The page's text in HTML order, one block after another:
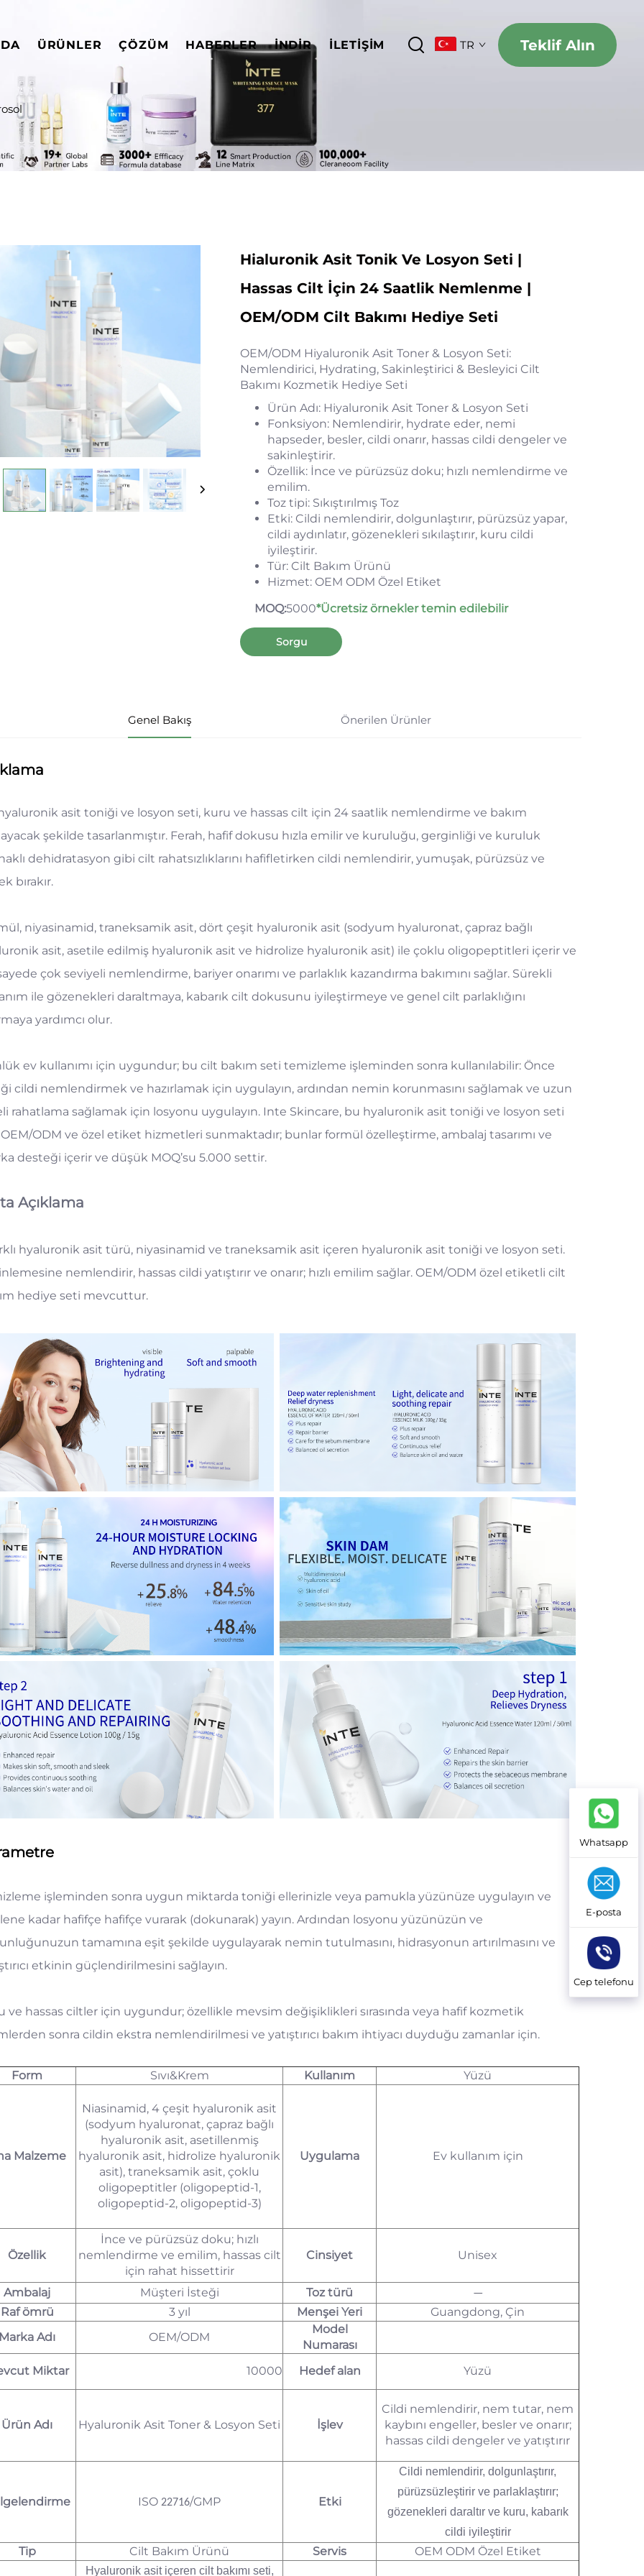
ÜRÜNLER ÇÖZÜM HABERLER İNDIR İLETIŞIM TR Teklif Alın
Hialuronik Asit Tonik Ve Losyon Seti |
Hassas Cilt İçin 24 Saatlik Nemlenme |
OEM/ODM Cilt Bakımı Hediye Seti
OEM/ODM Hiyaluronik Asit Toner & Losyon Seti:
Nemlendirici, Hydrating, Sakinleştirici & Besleyici Cilt
Bakımı Kozmetik Hediye Seti
Ürün Adı: Hiyaluronik Asit Toner & Losyon Seti
Fonksiyon: Nemlendirir, hydrate eder, nemi
hapseder, besler, cildi onarır, hassas cildi dengeler ve
sakinleştirir.
Özellik: İnce ve pürüzsüz doku; hızlı nemlendirme ve
emilim.
Toz tipi: Sıkıştırılmış Toz
Etki: Cildi nemlendirir, dolgunlaştırır, pürüzsüz yapar,
cildi aydınlatır, gözenekleri sıkılaştırır, kuru cildi
iyileştirir.
Tür: Cilt Bakım Ürünü
Hizmet: OEM ODM Özel Etiket
MOQ:5000*Ücretsiz örnekler temin edilebilir
Sorgu
Genel Bakış Önerilen Ürünler
asit toniği ve losyon seti, kuru ve hassas cilt için 24 saatlik nemlendirme ve bakım
şekilde tasarlanmıştır. Ferah, hafif dokusu hızla emilir ve kuruluğu, gerginliği ve kuruluk
dehidratasyon gibi cilt rahatsızlıklarını hafifletirken cildi nemlendirir, yumuşak, pürüzsüz ve
bırakır.
niyasinamid, traneksamik asit, dört çeşit hyaluronik asit (sodyum hyaluronat, çapraz bağlı
asit, asetile edilmiş hyaluronik asit ve hidrolize hyaluronik asit) ile çoklu oligopeptitleri içerir ve
çok seviyeli nemlendirme, bariyer onarımı ve parlaklık kazandırma bakımını sağlar. Sürekli
ile gözenekleri daraltmaya, kabarık cilt dokusunu iyileştirmeye ve genel cilt parlaklığını
yardımcı olur.
ev kullanımı için uygundur; bu cilt bakım seti temizleme işleminden sonra kullanılabilir: Önce
cildi nemlendirmek ve hazırlamak için uygulayın, ardından nemin korunmasını sağlamak ve uzun
rahatlama sağlamak için losyonu uygulayın. Inte Skincare, bu hyaluronik asit toniği ve losyon seti
ODM ve özel etiket hizmetleri sunmaktadır; bunlar formül özelleştirme, ambalaj tasarımı ve
desteği içerir ve düşük MOQ’su 5.000 settir.
Açıklama
hyaluronik asit türü, niyasinamid ve traneksamik asit içeren hyaluronik asit toniği ve losyon seti.
nemlendirir, hassas cildi yatıştırır ve onarır; hızlı emilim sağlar. OEM/ODM özel etiketli cilt
hediye seti mevcuttur.
işleminden sonra uygun miktarda toniği ellerinizle veya pamukla yüzünüze uygulayın ve
kadar hafifçe hafifçe vurarak (dokunarak) yayın. Ardından losyonu yüzünüzün ve
tamamına eşit şekilde uygulayarak nemin tutulmasını, hidrasyonun artırılmasını ve
etkinin güçlendirilmesini sağlayın.
ve hassas ciltler için uygundur; özellikle mevsim değişiklikleri sırasında veya hafif kozmetik
sonra cildin ekstra nemlendirilmesi ve yatıştırıcı bakım ihtiyacı duyduğu zamanlar için.
Form Sıvı&Krem Kullanım Yüzü
Malzeme
Niasinamid, 4 çeşit hyaluronik asit
(sodyum hyaluronat, çapraz bağlı
hyaluronik asit, asetillenmiş
hyaluronik asit, hidrolize hyaluronik
asit), traneksamik asit, çoklu
oligopeptitler (oligopeptid-1,
oligopeptid-2, oligopeptid-3)
Uygulama Ev kullanım için
Özellik
İnce ve pürüzsüz doku; hızlı
nemlendirme ve emilim, hassas cilt
için rahat hissettirir
Cinsiyet Unisex
Ambalaj Müşteri İsteği Toz türü —
Raf ömrü 3 yıl Menşei Yeri
Guangdong, Çin
Adı
OEM/ODM
Model
Numarası
Miktar
10000 Hedef alan Yüzü
Ürün Adı Hyaluronik Asit Toner & Losyon Seti İşlev
Cildi nemlendirir, nem tutar, nem
kaybını engeller, besler ve onarır;
hassas cildi dengeler ve yatıştırır
ISO 22716/GMP Etki
Cildi nemlendirir, dolgunlaştırır,
pürüzsüzleştirir ve parlaklaştırır;
gözenekleri daraltır ve kuru, kabarık
cildi iyileştirir
Tip Cilt Bakım Ürünü Servis OEM ODM Özel Etiket
Hyaluronik asit içeren cilt bakımı seti,
Whatsapp
E-posta
Cep telefonu